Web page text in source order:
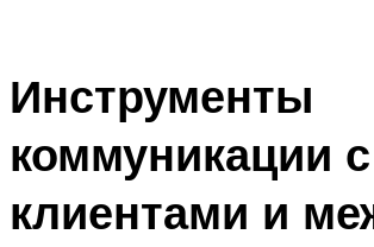
Инструменты
коммуникации с
клиентами и